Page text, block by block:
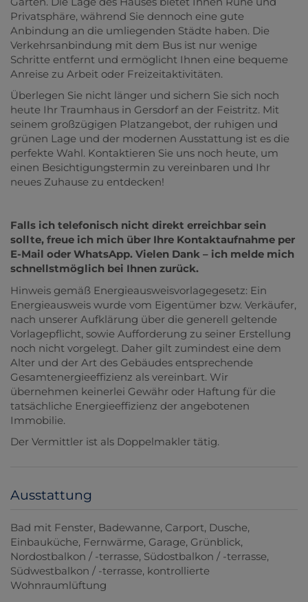
Privatsphäre, während Sie dennoch eine gute
Anbindung an die umliegenden Städte haben. Die
Verkehrsanbindung mit dem Bus ist nur wenige
Schritte entfernt und ermöglicht Ihnen eine bequeme
Anreise zu Arbeit oder Freizeitaktivitäten.
Überlegen Sie nicht länger und sichern Sie sich noch
heute Ihr Traumhaus in Gersdorf an der Feistritz. Mit
seinem großzügigen Platzangebot, der ruhigen und
grünen Lage und der modernen Ausstattung ist es die
perfekte Wahl. Kontaktieren Sie uns noch heute, um
einen Besichtigungstermin zu vereinbaren und Ihr
neues Zuhause zu entdecken!
Falls ich telefonisch nicht direkt erreichbar sein
sollte, freue ich mich über Ihre Kontaktaufnahme per
E-Mail oder WhatsApp. Vielen Dank – ich melde mich
schnellstmöglich bei Ihnen zurück.
Hinweis gemäß Energieausweisvorlagegesetz: Ein
Energieausweis wurde vom Eigentümer bzw. Verkäufer,
nach unserer Aufklärung über die generell geltende
Vorlagepflicht, sowie Aufforderung zu seiner Erstellung
noch nicht vorgelegt. Daher gilt zumindest eine dem
Alter und der Art des Gebäudes entsprechende
Gesamtenergieeffizienz als vereinbart. Wir
übernehmen keinerlei Gewähr oder Haftung für die
tatsächliche Energieeffizienz der angebotenen
Immobilie.
Der Vermittler ist als Doppelmakler tätig.
Ausstattung
Bad mit Fenster Badewanne Carport Dusche
Einbauküche Fernwärme Garage Grünblick
Nordostbalkon / -terrasse Südostbalkon / -terrasse
Südwestbalkon / -terrasse kontrollierte
Wohnraumlüftung